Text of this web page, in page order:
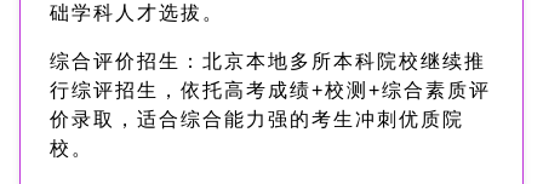
础学科人才选拔。
综合评价招生：北京本地多所本科院校继续推
行综评招生，依托高考成绩+校测+综合素质评
价录取，适合综合能力强的考生冲刺优质院
校。